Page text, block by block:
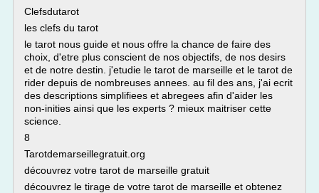
Clefsdutarot
les clefs du tarot
le tarot nous guide et nous offre la chance de faire des
choix, d'etre plus conscient de nos objectifs, de nos desirs
et de notre destin. j'etudie le tarot de marseille et le tarot de
rider depuis de nombreuses annees. au fil des ans, j'ai ecrit
des descriptions simplifiees et abregees afin d'aider les
non-inities ainsi que les experts ? mieux maitriser cette
science.
8
Tarotdemarseillegratuit.org
découvrez votre tarot de marseille gratuit
découvrez le tirage de votre tarot de marseille et obtenez